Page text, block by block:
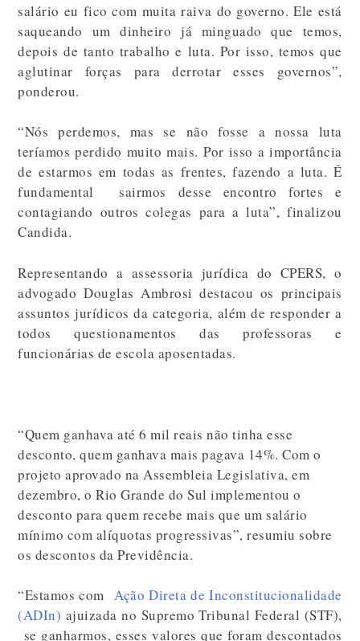
salário eu fico com muita raiva do governo. Ele está
saqueando um dinheiro já minguado que temos,
depois de tanto trabalho e luta. Por isso, temos que
aglutinar forças para derrotar esses governos”,
ponderou.
“Nós perdemos, mas se não fosse a nossa luta
teríamos perdido muito mais. Por isso a importância
de estarmos em todas as frentes, fazendo a luta. É
fundamental sairmos desse encontro fortes e
contagiando outros colegas para a luta”, finalizou
Candida.
Representando a assessoria jurídica do CPERS, o
advogado Douglas Ambrosi destacou os principais
assuntos jurídicos da categoria, além de responder a
todos questionamentos das professoras e
funcionárias de escola aposentadas.
“Quem ganhava até 6 mil reais não tinha esse
desconto, quem ganhava mais pagava 14%. Com o
projeto aprovado na Assembleia Legislativa, em
dezembro, o Rio Grande do Sul implementou o
desconto para quem recebe mais que um salário
mínimo com alíquotas progressivas”, resumiu sobre
os descontos da Previdência.
“Estamos com Ação Direta de Inconstitucionalidade
(ADIn) ajuizada no Supremo Tribunal Federal (STF),
se ganharmos, esses valores que foram descontados